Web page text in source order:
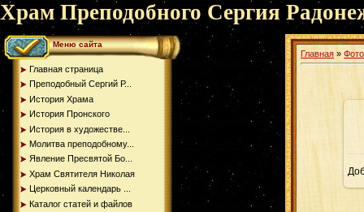
Храм Преподобного Сергия
Меню сайта
Главная страница
Преподобный Сергий Р...
История Храма
История Пронского
История в художестве...
Молитва преподобному...
Явление Пресвятой Бо...
Храм Святителя Николая
Церковный календарь ...
Каталог статей и файлов
Главная »